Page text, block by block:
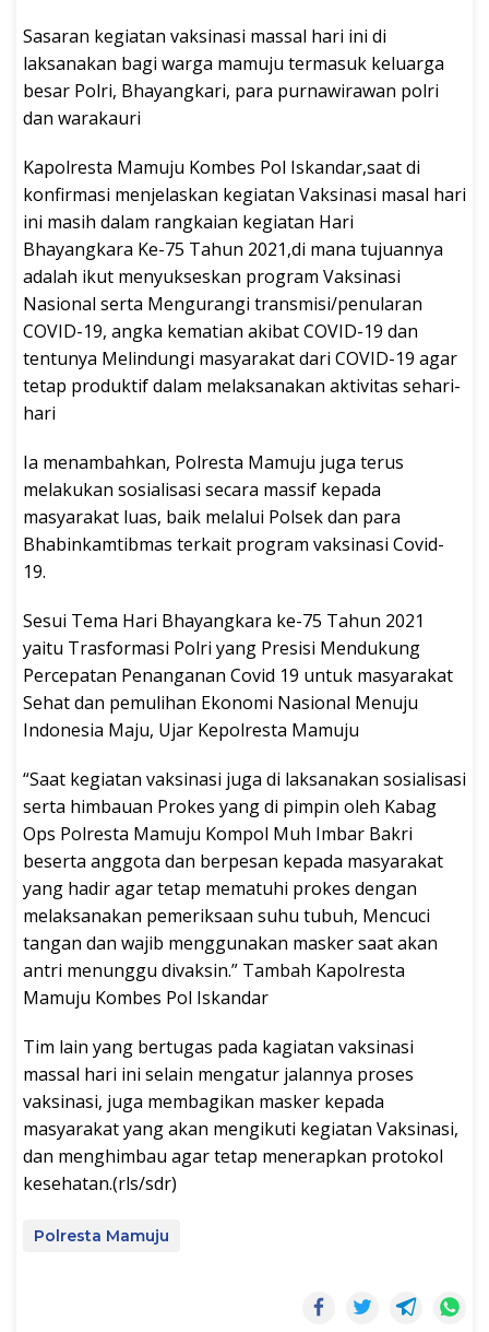
Sasaran kegiatan vaksinasi massal hari ini di
laksanakan bagi warga mamuju termasuk keluarga
besar Polri, Bhayangkari, para purnawirawan polri
dan warakauri
Kapolresta Mamuju Kombes Pol Iskandar,saat di
konfirmasi menjelaskan kegiatan Vaksinasi masal hari
ini masih dalam rangkaian kegiatan Hari
Bhayangkara Ke-75 Tahun 2021,di mana tujuannya
adalah ikut menyukseskan program Vaksinasi
Nasional serta Mengurangi transmisi/penularan
COVID-19, angka kematian akibat COVID-19 dan
tentunya Melindungi masyarakat dari COVID-19 agar
tetap produktif dalam melaksanakan aktivitas sehari-
hari
Ia menambahkan, Polresta Mamuju juga terus
melakukan sosialisasi secara massif kepada
masyarakat luas, baik melalui Polsek dan para
Bhabinkamtibmas terkait program vaksinasi Covid-
19.
Sesui Tema Hari Bhayangkara ke-75 Tahun 2021
yaitu Trasformasi Polri yang Presisi Mendukung
Percepatan Penanganan Covid 19 untuk masyarakat
Sehat dan pemulihan Ekonomi Nasional Menuju
Indonesia Maju, Ujar Kepolresta Mamuju
“Saat kegiatan vaksinasi juga di laksanakan sosialisasi
serta himbauan Prokes yang di pimpin oleh Kabag
Ops Polresta Mamuju Kompol Muh Imbar Bakri
beserta anggota dan berpesan kepada masyarakat
yang hadir agar tetap mematuhi prokes dengan
melaksanakan pemeriksaan suhu tubuh, Mencuci
tangan dan wajib menggunakan masker saat akan
antri menunggu divaksin.” Tambah Kapolresta
Mamuju Kombes Pol Iskandar
Tim lain yang bertugas pada kagiatan vaksinasi
massal hari ini selain mengatur jalannya proses
vaksinasi, juga membagikan masker kepada
masyarakat yang akan mengikuti kegiatan Vaksinasi,
dan menghimbau agar tetap menerapkan protokol
kesehatan.(rls/sdr)
Polresta Mamuju